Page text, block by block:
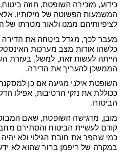
כידוע, מזכירה השופטת, חוזה
המשמעות הפשוטה של מילותיו,
לציפיותיהם ממנו ולאור מטרתו של
מעבר לכך, מגדל ביטחה את הדירה
כלשהו אודות מצב מערכות
הייתה לעשות זאת, למשל, בעזרת
הממשכן להעריך את הדירה.
השופטת אילני מגיעה אם כן
ככוללת את נזקי הרטיבות, אפילו
הביטוח.
מובן, מדגישה השופטת, שאם
קודם לעשיית הביטוח והסתירם
כמי שהפר את חובת הגילוי ולא
במקרה של ריפמן ברור שהוא לא